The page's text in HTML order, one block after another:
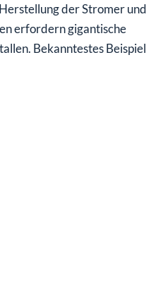
der Stromer und
erfordern gigantische
Bekanntestes Beispiel